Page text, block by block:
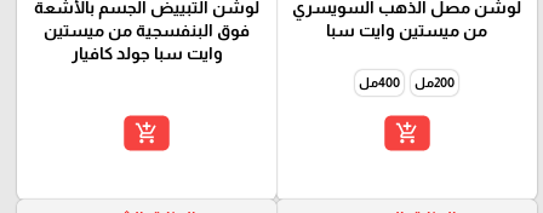
لوشن مصل الذهب السويسري
من ميستين وايت سبا
200مل 400مل
add_shopping_cart
لوشن التبييض الجسم بالأشعة
فوق البنفسجية من ميستين
وايت سبا جولد كافيار
add_shopping_cart